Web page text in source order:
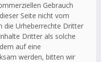
Gebrauch
Seite nicht vom
die Urheberrechte Dritter
Dritter als solche
auf eine
werden, bitten wir